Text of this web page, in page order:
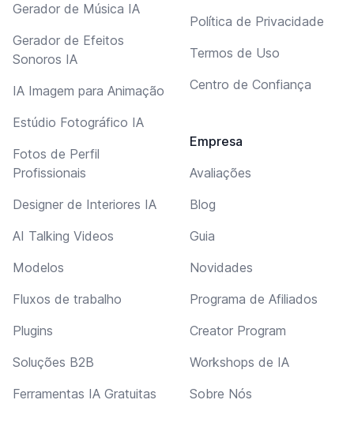
Gerador de Música IA
Gerador de Efeitos
Sonoros IA
IA Imagem para Animação
Estúdio Fotográfico IA
Fotos de Perfil
Profissionais
Designer de Interiores IA
AI Talking Videos
Modelos
Fluxos de trabalho
Plugins
Soluções B2B
Ferramentas IA Gratuitas
Política de Privacidade
Termos de Uso
Centro de Confiança
Empresa
Avaliações
Blog
Guia
Novidades
Programa de Afiliados
Creator Program
Workshops de IA
Sobre Nós